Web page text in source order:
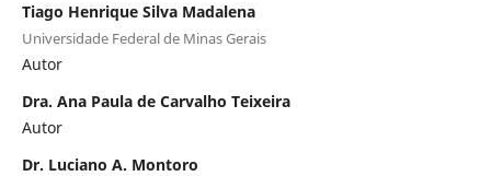
Tiago Henrique Silva Madalena
Universidade Federal de Minas Gerais
Autor
Dra. Ana Paula de Carvalho Teixeira
Autor
Dr. Luciano A. Montoro